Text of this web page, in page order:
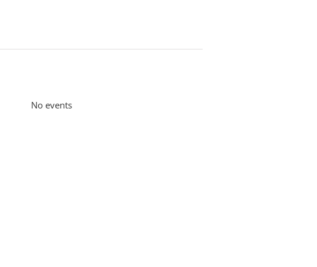
No events